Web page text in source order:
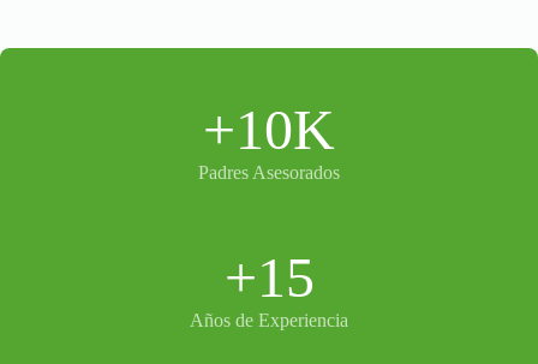
+10K
Padres Asesorados
+15
Años de Experiencia